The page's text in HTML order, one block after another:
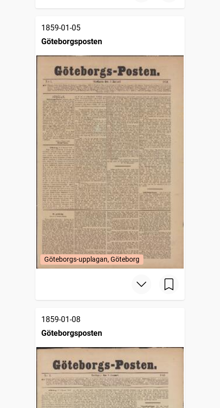
1859-01-05
Göteborgsposten
Göteborgs-upplagan, Göteborg
1859-01-08
Göteborgsposten